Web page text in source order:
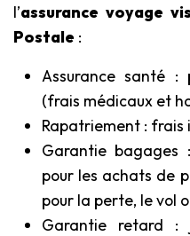
l’assurance voyage
Postale :
Assurance santé
(frais médicaux et
Rapatriement : frais
Garantie bagages
pour les achats de
pour la perte, le vol
Garantie retard :